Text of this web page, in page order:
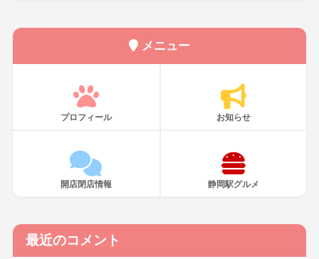
メニュー
プロフィール お知らせ
開店閉店情報 静岡駅グルメ
最近のコメント